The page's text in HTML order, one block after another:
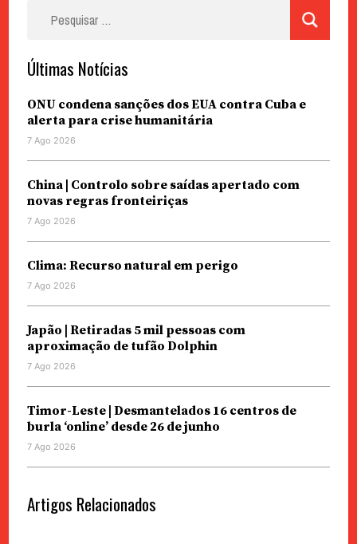
Últimas Notícias
ONU condena sanções dos EUA contra Cuba e
alerta para crise humanitária
7 Ago 2026
China | Controlo sobre saídas apertado com
novas regras fronteiriças
7 Ago 2026
Clima: Recurso natural em perigo
7 Ago 2026
Japão | Retiradas 5 mil pessoas com
aproximação de tufão Dolphin
7 Ago 2026
Timor-Leste | Desmantelados 16 centros de
burla ‘online’ desde 26 de junho
7 Ago 2026
Artigos Relacionados